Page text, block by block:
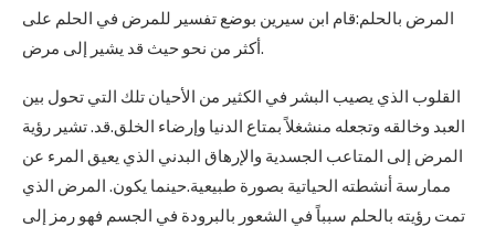
المرض بالحلم:قام ابن سيرين بوضع تفسير للمرض في الحلم على
أكثر من نحو حيث قد يشير إلى مرض.
القلوب الذي يصيب البشر في الكثير من الأحيان تلك التي تحول بين
العبد وخالقه وتجعله منشغلاً بمتاع الدنيا وإرضاء الخلق.قد. تشير رؤية
المرض إلى المتاعب الجسدية والإرهاق البدني الذي يعيق المرء عن
ممارسة أنشطته الحياتية بصورة طبيعية.حينما يكون. المرض الذي
تمت رؤيته بالحلم سبباً في الشعور بالبرودة في الجسم فهو رمز إلى